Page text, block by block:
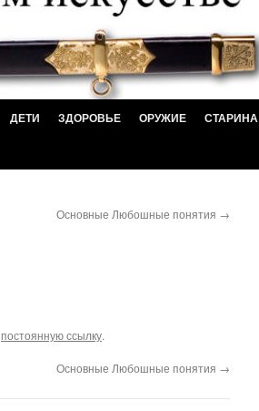
ДЕТИ ЗДОРОВЬЕ ОРУЖИЕ СТАРИНА
Основные Любошные понятия →
постоянную ссылку.
Основные Любошные понятия →